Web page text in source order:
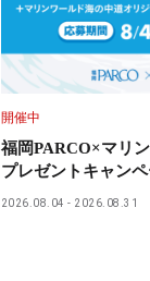
開催中
福岡PARCO×マリ
プレゼントキャン
2026.08.04 2026.08.31